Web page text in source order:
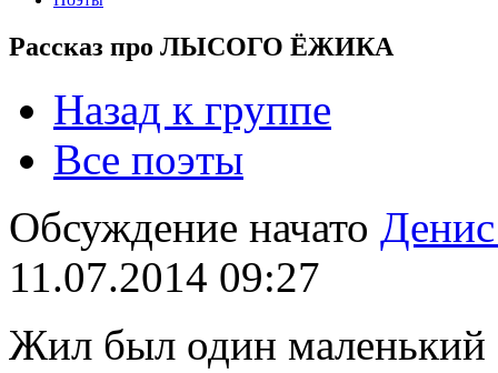
Рассказ про ЛЫСОГО ЁЖИКА
Назад к группе
Все поэты
Обсуждение начато Денис
11.07.2014 09:27
Жил был один маленький